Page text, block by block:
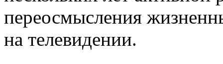
переосмысления
на телевидении.